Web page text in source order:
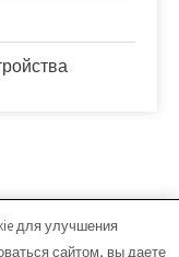
для улучшения
сайтом, вы даете